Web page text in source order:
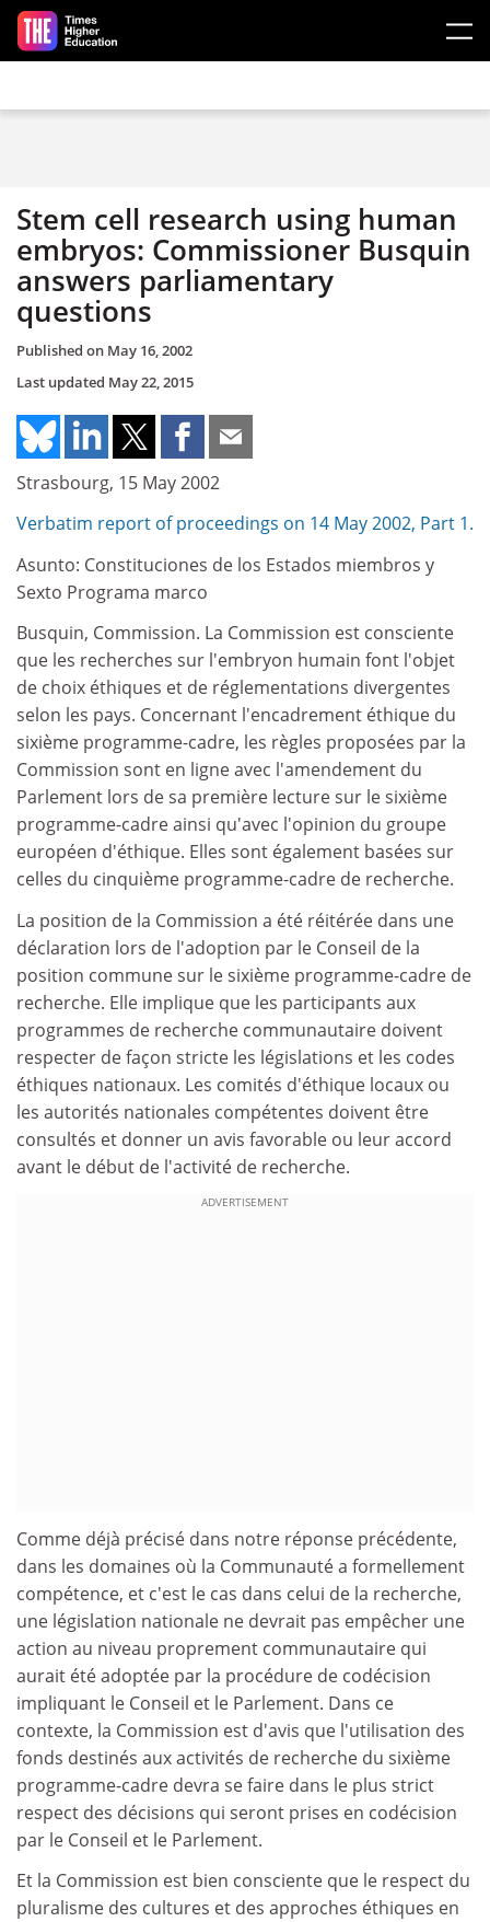
Skip to main content
Stem cell research using human
embryos: Commissioner Busquin
answers parliamentary
questions
Published on May 16, 2002
Last updated May 22, 2015
Strasbourg, 15 May 2002
Verbatim report of proceedings on 14 May 2002, Part 1.
Asunto: Constituciones de los Estados miembros y
Sexto Programa marco
Busquin, Commission. La Commission est consciente
que les recherches sur l'embryon humain font l'objet
de choix éthiques et de réglementations divergentes
selon les pays. Concernant l'encadrement éthique du
sixième programme-cadre, les règles proposées par la
Commission sont en ligne avec l'amendement du
Parlement lors de sa première lecture sur le sixième
programme-cadre ainsi qu'avec l'opinion du groupe
européen d'éthique. Elles sont également basées sur
celles du cinquième programme-cadre de recherche.
La position de la Commission a été réitérée dans une
déclaration lors de l'adoption par le Conseil de la
position commune sur le sixième programme-cadre de
recherche. Elle implique que les participants aux
programmes de recherche communautaire doivent
respecter de façon stricte les législations et les codes
éthiques nationaux. Les comités d'éthique locaux ou
les autorités nationales compétentes doivent être
consultés et donner un avis favorable ou leur accord
avant le début de l'activité de recherche.
ADVERTISEMENT
Comme déjà précisé dans notre réponse précédente,
dans les domaines où la Communauté a formellement
compétence, et c'est le cas dans celui de la recherche,
une législation nationale ne devrait pas empêcher une
action au niveau proprement communautaire qui
aurait été adoptée par la procédure de codécision
impliquant le Conseil et le Parlement. Dans ce
contexte, la Commission est d'avis que l'utilisation des
fonds destinés aux activités de recherche du sixième
programme-cadre devra se faire dans le plus strict
respect des décisions qui seront prises en codécision
par le Conseil et le Parlement.
Et la Commission est bien consciente que le respect du
pluralisme des cultures et des approches éthiques en